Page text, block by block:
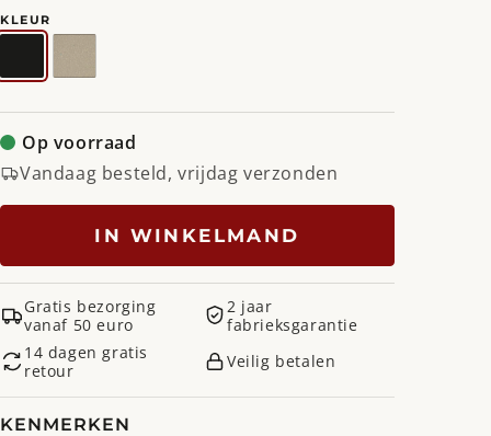
KLEUR
Op voorraad
Vandaag besteld, vrijdag verzonden
IN WINKELMAND
Gratis bezorging
vanaf 50 euro
2 jaar
fabrieksgarantie
14 dagen gratis
retour
Veilig betalen
KENMERKEN